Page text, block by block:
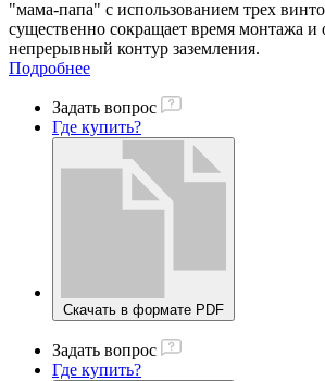
"мама-папа" с использованием трех
существенно сокращает время монтажа и
непрерывный контур заземления.
Подробнее
Задать вопрос
Где купить?
Скачать в формате PDF
Задать вопрос
Где купить?